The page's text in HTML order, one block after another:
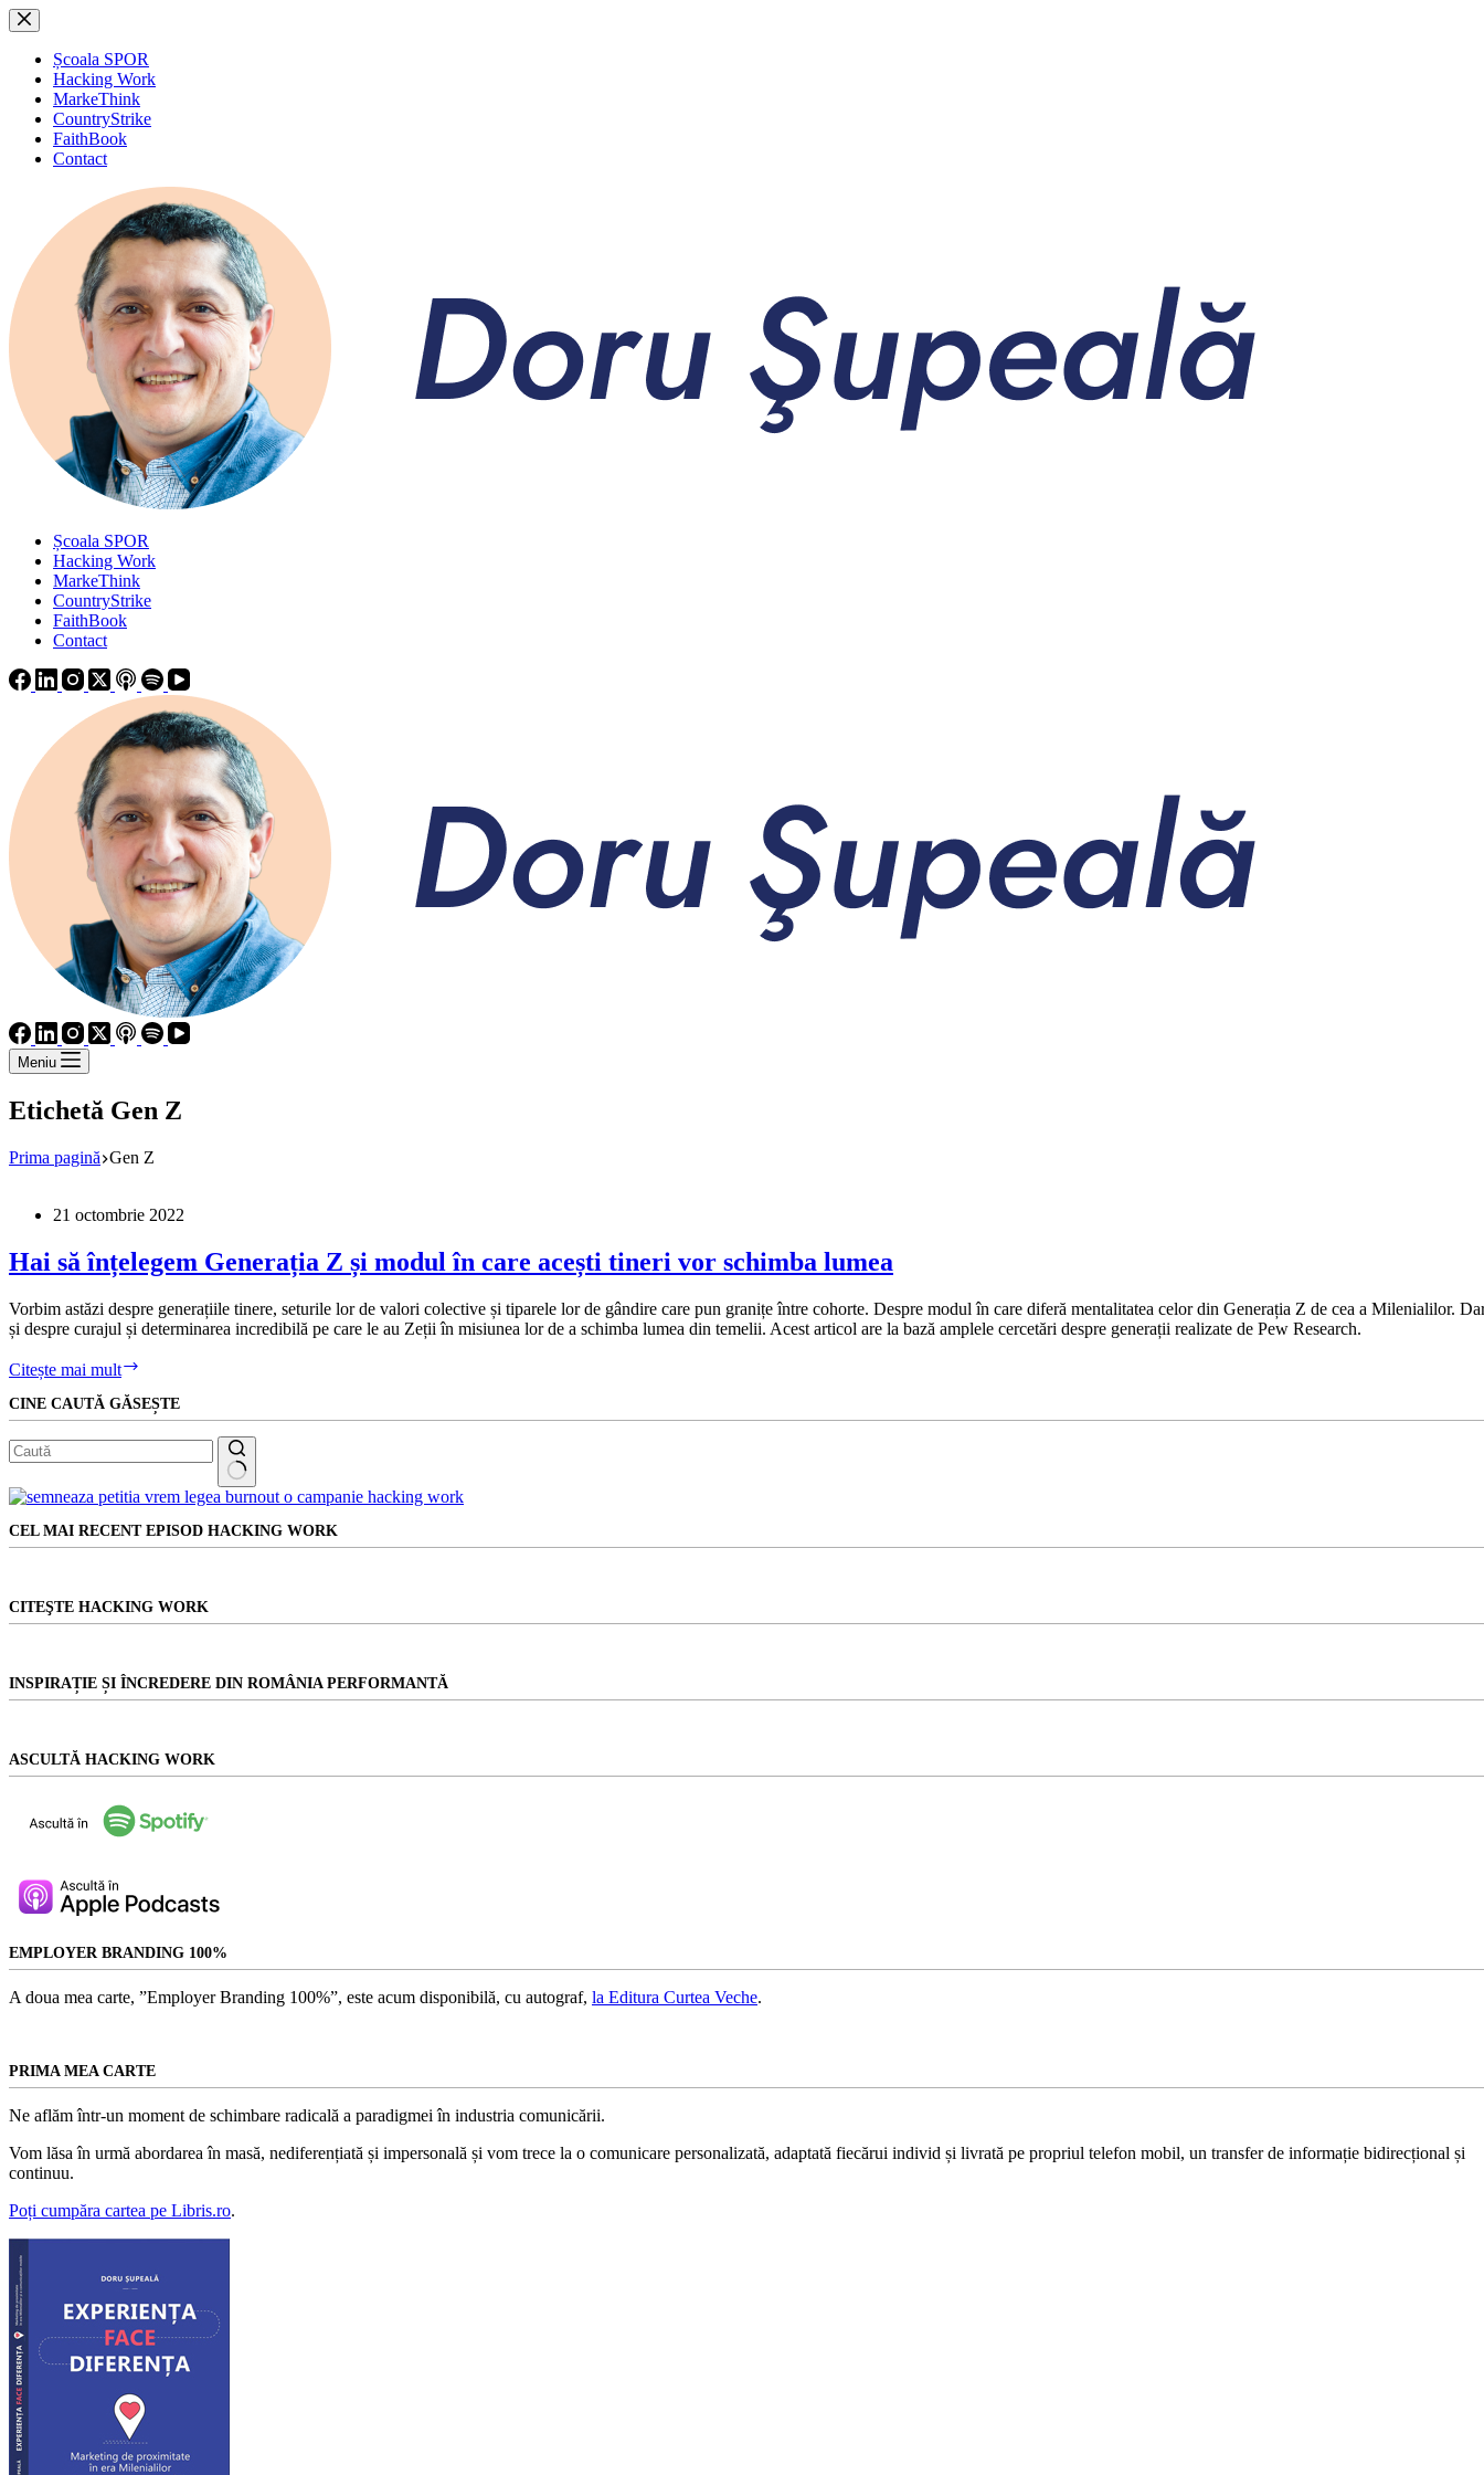
Sari
la
conținutȘcoala SPOR
Hacking Work
MarkeThink
CountryStrike
FaithBook
Contact
Școala SPOR
Hacking Work
MarkeThink
CountryStrike
FaithBook
Contact
Meniu
Etichetă Gen Z
Prima pagină Gen Z
21 octombrie 2022
Hai să înțelegem Generația Z și modul în care acești tineri vor schimba lumea
Vorbim astăzi despre generațiile tinere, seturile lor de valori colective și tiparele lor de gândire care pun granițe între cohorte. Despre modul în care diferă mentalitatea celor din Generația Z de cea a Milenialilor.
și despre curajul și determinarea incredibilă pe care le au Zeții în misiunea lor de a schimba lumea din temelii. Acest articol are la bază amplele cercetări despre generații realizate de Pew Research.
Citește mai mult
înțelegem
Generația
Z
și
în
care
acești
schimba
lumea
CINE CAUTĂ GĂSEȘTE
Niciun
CEL MAI RECENT EPISOD HACKING WORK
CITEŞTE HACKING WORK
INSPIRAȚIE ȘI ÎNCREDERE DIN ROMÂNIA PERFORMANTĂ
ASCULTĂ HACKING WORK
EMPLOYER BRANDING 100%
A doua mea carte, ”Employer Branding 100%”, este acum disponibilă, cu autograf, la Editura Curtea Veche.
PRIMA MEA CARTE
Ne aflăm într-un moment de schimbare radicală a paradigmei în industria comunicării.
Vom lăsa în urmă abordarea în masă, nediferențiată și impersonală și vom trece la o comunicare personalizată, adaptată fiecărui individ și livrată pe propriul telefon mobil, un transfer de informație bidirecțional și
continuu.
Poți cumpăra cartea pe Libris.ro.